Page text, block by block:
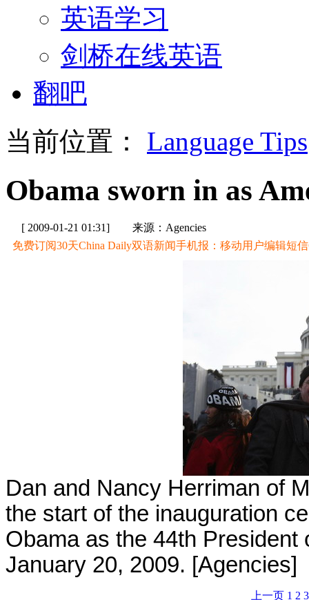
英语学习
剑桥在线英语
翻吧
当前位置： Language Tips
Obama sworn in as
[ 2009-01-21 01:31]
来源：Agencies
免费订阅30天China Daily双语新闻手机报：移动用户编辑短信
Dan and Nancy Herriman of
the start of the inauguration
Obama as the 44th
January 20, 2009. [Agencies]
上一页 1 2 3